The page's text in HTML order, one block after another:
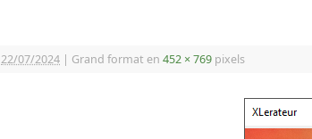
22/07/2024 | Grand format en 452 × 769 pixels